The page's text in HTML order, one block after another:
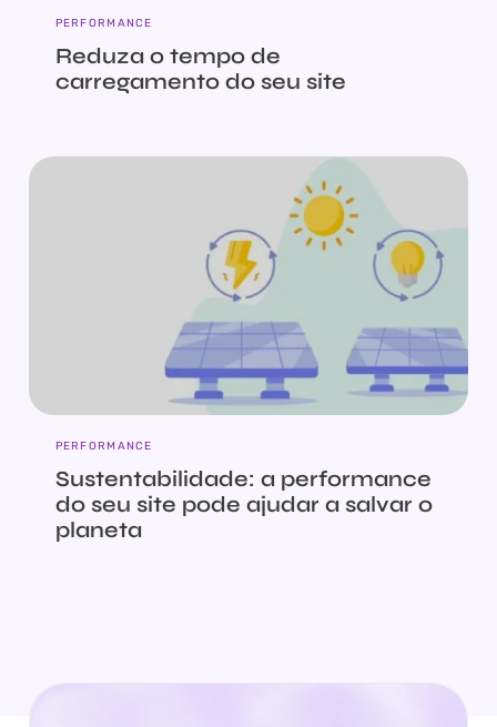
PERFORMANCE
Reduza o tempo de
carregamento do seu site
PERFORMANCE
Sustentabilidade: a performance
do seu site pode ajudar a salvar o
planeta